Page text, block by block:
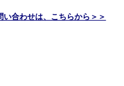
合わせは、こちらから＞＞